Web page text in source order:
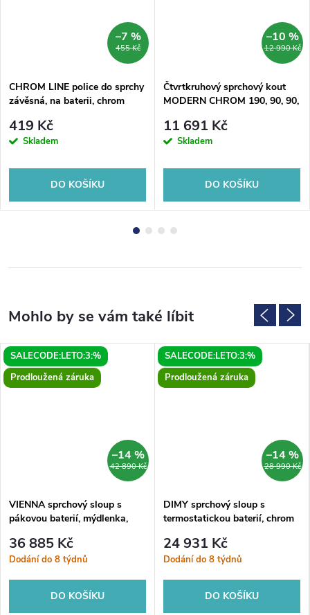
455 Kč
–7 %
CHROM LINE police do sprchy
závěsná, na baterii, chrom
419 Kč
Skladem
DO KOŠÍKU
12 990 Kč
–10 %
Čtvrtkruhový sprchový kout
MODERN CHROM 190, 90, 90,
Fume bezpečnostní sklo - 6
mm, Chrom/Leštěný hliník
11 691 Kč
Skladem
DO KOŠÍKU
SALECODE:LETO:3:%
Prodloužená záruka
42 890 Kč
–14 %
VIENNA sprchový sloup s
pákovou baterií, mýdlenka,
36 885 Kč
Dodání do 8 týdnů
DO KOŠÍKU
SALECODE:LETO:3:%
Prodloužená záruka
28 990 Kč
–14 %
DIMY sprchový sloup s
termostatickou baterií, chrom
24 931 Kč
Dodání do 8 týdnů
DO KOŠÍKU